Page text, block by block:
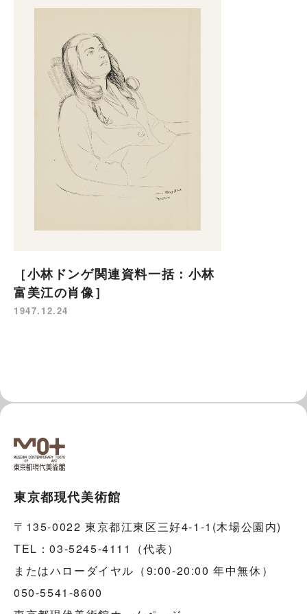
［小林ドンゲ関連資料一括：小林
富美江の肖像］
1947.12.24
東京都現代美術館
〒135-0022 東京都江東区三好4-1-1(木場公園内)
TEL：03-5245-4111（代表）
またはハローダイヤル（9:00-20:00 年中無休）
050-5541-8600